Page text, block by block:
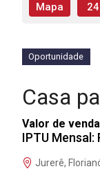
Mapa
Oportunidade
Casa
Valor de
IPTU Mensal:
Jurerê,